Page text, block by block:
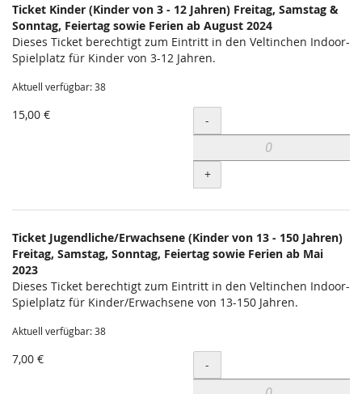
Ticket Kinder (Kinder von 3 - 12 Jahren) Freitag, Samstag &
Sonntag, Feiertag sowie Ferien ab August 2024
Dieses Ticket berechtigt zum Eintritt in den Veltinchen Indoor-
Spielplatz für Kinder von 3-12 Jahren.
Aktuell verfügbar: 38
15,00 € Menge
-
+
Ticket Jugendliche/Erwachsene (Kinder von 13 - 150 Jahren)
Freitag, Samstag, Sonntag, Feiertag sowie Ferien ab Mai
2023
Dieses Ticket berechtigt zum Eintritt in den Veltinchen Indoor-
Spielplatz für Kinder/Erwachsene von 13-150 Jahren.
Aktuell verfügbar: 38
7,00 € Menge
-